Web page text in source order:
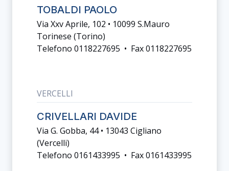
TOBALDI PAOLO
Via Xxv Aprile, 102 • 10099 S.mauro
Torinese (torino)
Telefono 0118227695 • Fax 0118227695
VERCELLI
CRIVELLARI DAVIDE
Via G. Gobba, 44 • 13043 Cigliano
(vercelli)
Telefono 0161433995 • Fax 0161433995